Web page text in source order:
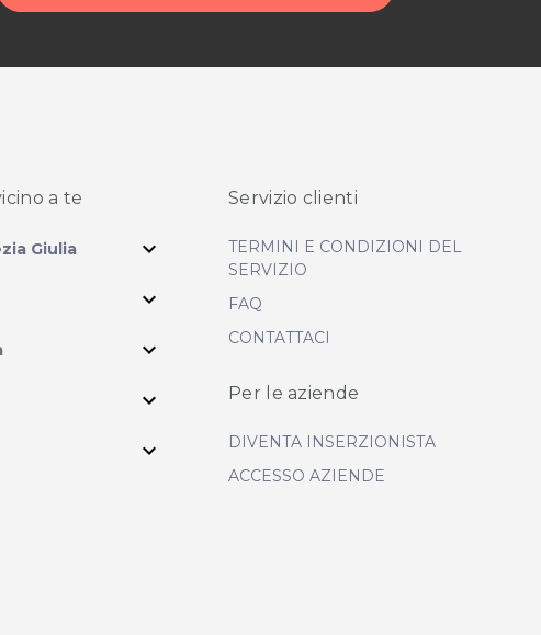
a te
Giulia expand_more
expand_more
expand_more
expand_more
expand_more
Servizio clienti
TERMINI E CONDIZIONI DEL
SERVIZIO
FAQ
CONTATTACI
Per le aziende
DIVENTA INSERZIONISTA
ACCESSO AZIENDE